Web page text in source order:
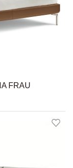
FRAU